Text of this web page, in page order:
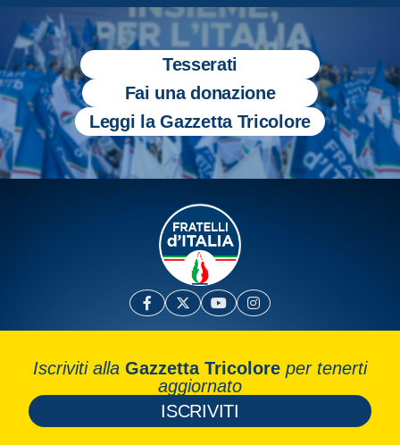
Tesserati
Fai una donazione
Leggi la Gazzetta Tricolore
Iscriviti alla Gazzetta Tricolore per tenerti
aggiornato
ISCRIVITI